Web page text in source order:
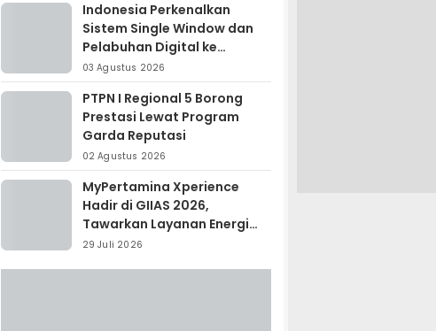
Indonesia Perkenalkan
Sistem Single Window dan
Pelabuhan Digital ke
Madagaskar
03 Agustus 2026
PTPN I Regional 5 Borong
Prestasi Lewat Program
Garda Reputasi
02 Agustus 2026
MyPertamina Xperience
Hadir di GIIAS 2026,
Tawarkan Layanan Energi
Terintegrasi
29 Juli 2026